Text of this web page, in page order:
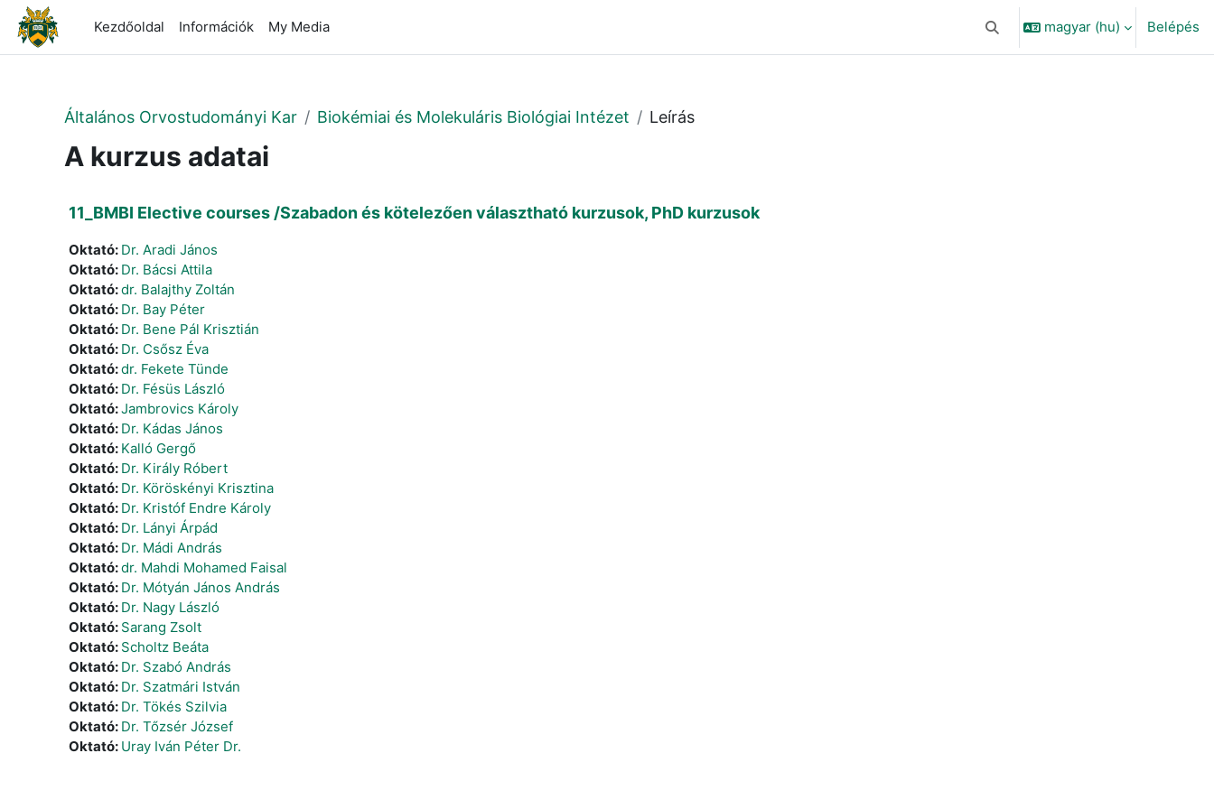
Tovább a fő tartalomhoz
Kezdőoldal
Információk My Media Keresési bemeneti adatok váltása
magyar ‎(hu)‎ Belépés
Általános Orvostudományi Kar Biokémiai és Molekuláris Biológiai Intézet Leírás
A kurzus adatai
11_BMBI Elective courses /Szabadon és kötelezően választható kurzusok, PhD kurzusok
Oktató: Dr. Aradi János
Oktató: Dr. Bácsi Attila
Oktató:dr. Balajthy Zoltán
Oktató: Dr. Bay Péter
Oktató: Dr. Bene Pál Krisztián
Oktató: Dr. Csősz Éva
Oktató:dr. Fekete Tünde
Oktató: Dr. Fésüs László
Oktató:Jambrovics Károly
Oktató: Dr. Kádas János
Oktató: Kalló Gergő
Oktató: Dr. Király Róbert
Oktató: Dr. Köröskényi Krisztina
Oktató: Dr. Kristóf Endre Károly
Oktató: Dr. Lányi Árpád
Oktató: Dr. Mádi András
Oktató:dr. Mahdi Mohamed Faisal
Oktató: Dr. Mótyán János András
Oktató: Dr. Nagy László
Oktató: Sarang Zsolt
Oktató: Scholtz Beáta
Oktató: Dr. Szabó András
Oktató: Dr. Szatmári István
Oktató: Dr. Tökés Szilvia
Oktató: Dr. Tőzsér József
Oktató: Uray Iván Péter Dr.